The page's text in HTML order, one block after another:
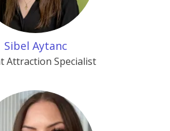
Sibel Aytanc
Attraction Specialist